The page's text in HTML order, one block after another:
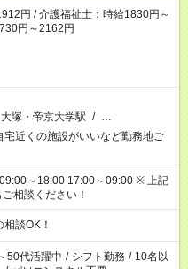
円 / 介護福祉士：時給1830円～
円～2162円
大塚・帝京大学駅 / …
近くの施設がいいなど勤務地ご
～18:00 17:00～09:00 ※ 上記
相談ください！
談OK！
50代活躍中 / シフト勤務 / 10名以